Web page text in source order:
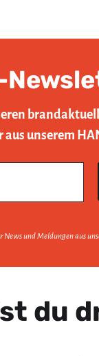
aus unserem
News und Meldungen aus
du